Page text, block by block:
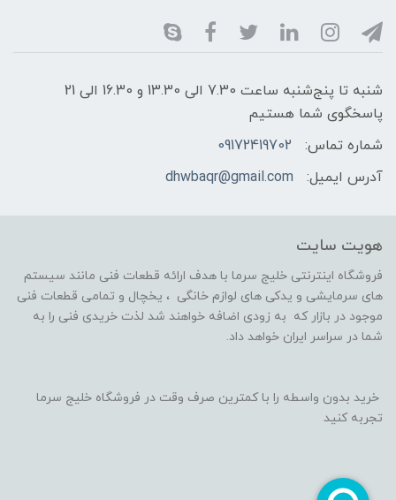
شنبه تا پنج‌شنبه ساعت 7.30 الی 13.30 و 16.30 الی 21
پاسخگوی شما هستیم
شماره تماس:
09172419702
آدرس ایمیل:
dhwbaqr@gmail.com
هویت سایت
فروشگاه اینترنتی خلیج سرما با هدف ارائه قطعات فنی مانند سیستم
های سرمایشی و یدکی های لوازم خانگی ، یخچال و تمامی قطعات فنی
موجود در بازار که به زودی اضافه خواهند شد لذت خریدی فنی را به
شما در سراسر ایران خواهد داد.
خرید بدون واسطه را با کمترین صرف وقت در فروشگاه خلیج سرما
تجربه کنید